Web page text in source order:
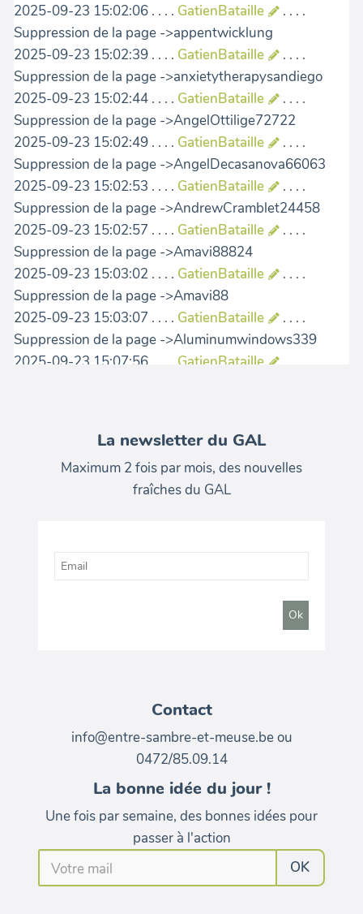
La newsletter du GAL
Maximum 2 fois par mois, des nouvelles
fraîches du GAL
Contact
info@entre-sambre-et-meuse.be ou
0472/85.09.14
La bonne idée du jour !
Une fois par semaine, des bonnes idées pour
passer à l'action